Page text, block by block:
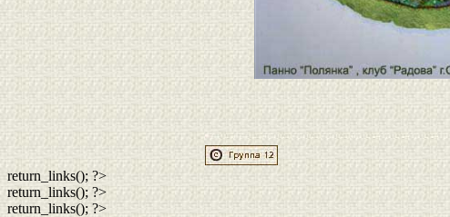
return_links(); ?>
return_links(); ?>
return_links(); ?>